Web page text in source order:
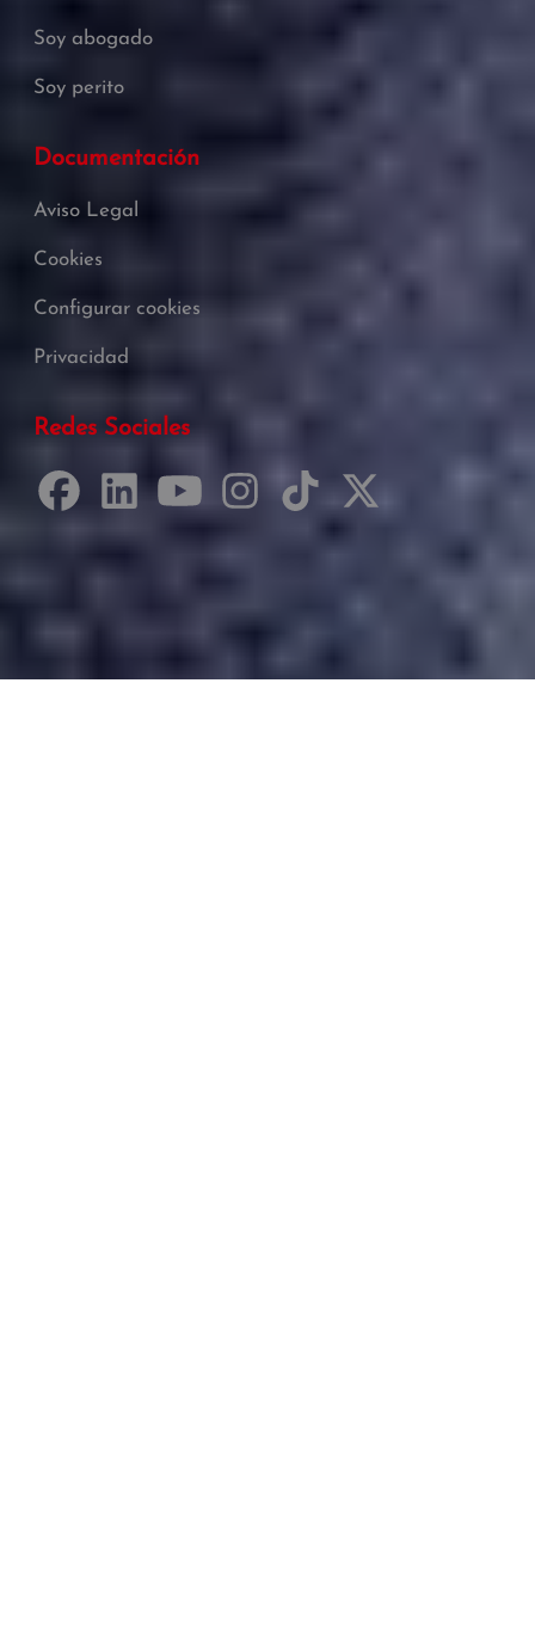
Soy abogado
Soy perito
Documentación
Aviso Legal
Cookies
Configurar cookies
Privacidad
Redes Sociales